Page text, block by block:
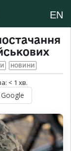
EN
НОВИНИ
< 1 хв.